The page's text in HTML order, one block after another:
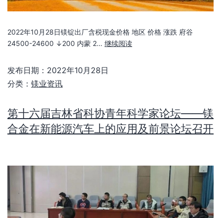
2022年10月28日镁锭出厂含税现金价格 地区 价格 涨跌 府谷
24500-24600 ↓200 内蒙 2… 继续阅读
发布日期： 2022年10月28日
分类： 镁业资讯
第十六届吉林省科协青年科学家论坛——镁
合金在新能源汽车上的应用及前景论坛召开